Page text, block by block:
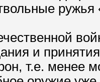
и
т.е. менее